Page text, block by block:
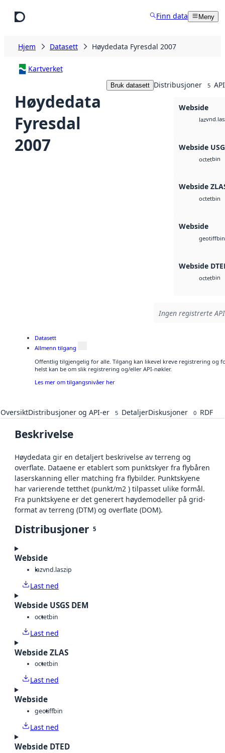
Finn data Meny
Hjem Datasett Høydedata Fyresdal 2007
Kartverket
Høydedata
Fyresdal
2007
Bruk datasett Distribusjoner 5
Webside
laz
Webside
octetbin
Webside
octetbin
Webside
geotiffbin
Webside
octetbin
Ingen registrerte
Datasett
Allmenn tilgang
Offentlig tilgjengelig for alle. Tilgang kan likevel kreve registrering og
helst kan be om slik registrering og/eller API-nøkler.
Les mer om tilgangsnivåer her
OversiktDistribusjoner og API-er 5 DetaljerDiskusjoner 0 RDF
Beskrivelse
Høydedata gir en detaljert beskrivelse av terreng og
overflate. Dataene er etablert som punktskyer fra flybåren
laserskanning eller matching fra flybilder. Punktskyene
har varierende tetthet (punkt/m2 ) tilpasset ulike formål.
Fra punktskyene er det generert høydemodeller på grid-
format av terreng (DTM) og overflate (DOM).
Distribusjoner 5
Webside
lazvnd.laszip
Last ned
Webside USGS DEM
octetbin
Last ned
Webside ZLAS
octetbin
Last ned
Webside
geotiffbin
Last ned
Webside DTED